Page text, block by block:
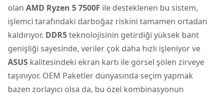
olan AMD Ryzen 57500F ile desteklenen bu sistem,
işlemci tarafındaki darboğaz riskini tamamen ortadan
kaldırıyor. DDR5teknolojisinin getirdiği yüksek bant
genişliği sayesinde, veriler çok daha hızlı işleniyor ve
ASUS kalitesindeki ekran kartı ile görsel şölen zirveye
taşınıyor. OEM Paketler dünyasında seçim yapmak
bazen zorlayıcı olsa da, bu özel kombinasyonun